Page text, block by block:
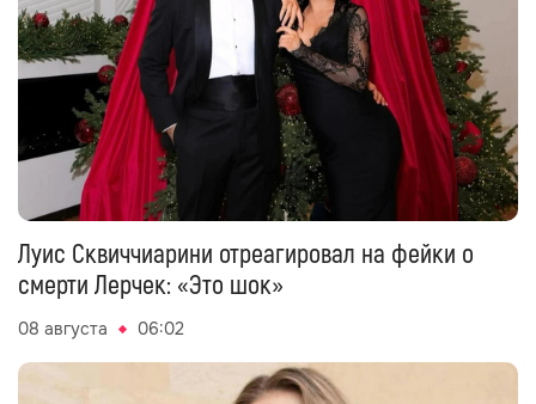
Луис Сквиччиарини отреагировал на фейки о
смерти Лерчек: «Это шок»
08 августа 06:02